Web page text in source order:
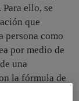
ello, se
que
persona como
por medio de
una
la fórmula de